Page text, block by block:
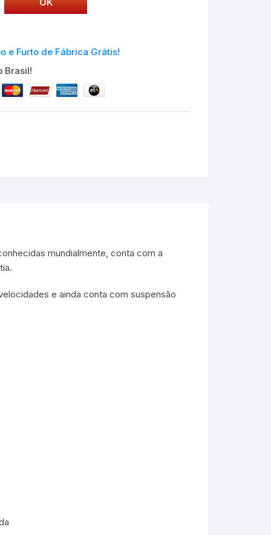
e Furto de Fábrica Grátis!
Brasil!
mundialmente, conta com a
e ainda conta com suspensão